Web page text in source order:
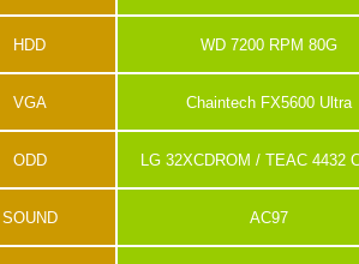
HDD WD 7200 RPM 80G
VGA Chaintech FX5600 Ultra
ODD LG 32XCDROM / TEAC 4432
SOUND AC97